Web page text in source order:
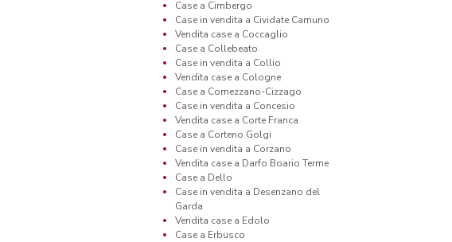
Case a Cimbergo
Case in vendita a Cividate Camuno
Vendita case a Coccaglio
Case a Collebeato
Case in vendita a Collio
Vendita case a Cologne
Case a Comezzano-Cizzago
Case in vendita a Concesio
Vendita case a Corte Franca
Case a Corteno Golgi
Case in vendita a Corzano
Vendita case a Darfo Boario Terme
Case a Dello
Case in vendita a Desenzano del
Garda
Vendita case a Edolo
Case a Erbusco